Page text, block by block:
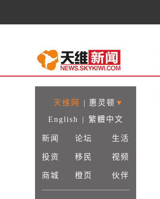
天维网 | 惠灵顿 ▼
English
| 繁體中文
新闻 论坛 生活
投资 移民 视频
商城 橙页 伙伴